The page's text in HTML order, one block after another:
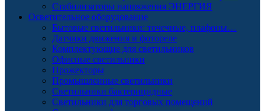
Стабилизаторы напряжения ЭНЕРГИЯ
Осветительное оборудование
Бытовые светильники: точечные, плафоны…
Датчики движения и фотореле
Комплектующие для светильников
Офисные светильники
Прожекторы
Промышленные светильники
Светильники бактерицидные
Светильники для торговых помещений